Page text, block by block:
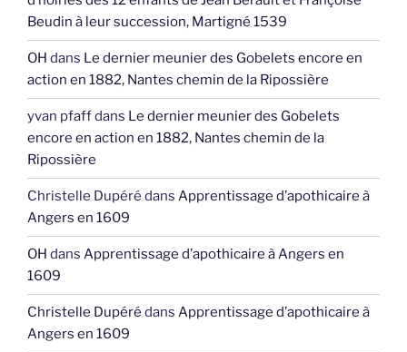
Beudin à leur succession, Martigné 1539
OH dans Le dernier meunier des Gobelets encore en
action en 1882, Nantes chemin de la Ripossière
yvan pfaffdans Le dernier meunier des Gobelets
encore en action en 1882, Nantes chemin de la
Ripossière
Christelle Dupéré dans Apprentissage d’apothicaire à
Angers en 1609
OH dans Apprentissage d’apothicaire à Angers en
1609
Christelle Dupéré dans Apprentissage d’apothicaire à
Angers en 1609